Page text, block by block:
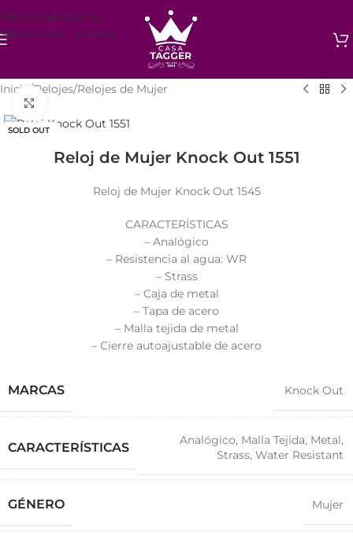
Skip to navigation
Skip to main content
Inicio /Relojes/Relojes de Mujer
SOLD OUT
Reloj de Mujer Knock Out 1551
Reloj de Mujer Knock Out 1545
CARACTERÍSTICAS
– Analógico
– Resistencia al agua: WR
– Strass
– Caja de metal
– Tapa de acero
– Malla tejida de metal
– Cierre autoajustable de acero
MARCAS Knock Out
CARACTERÍSTICAS Analógico, Malla Tejida, Metal,
Strass, Water Resistant
GÉNERO Mujer